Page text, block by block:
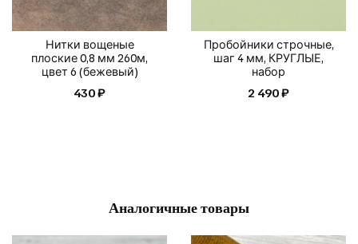
Нитки вощеные
плоские 0,8 мм 260м,
цвет 6 (бежевый)
430 ₽
Пробойники строчные,
шаг 4 мм, КРУГЛЫЕ,
набор
2 490 ₽
Аналогичные товары